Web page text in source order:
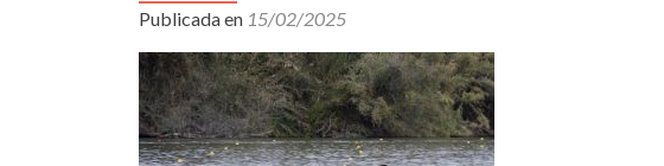
Publicada en 15/02/2025